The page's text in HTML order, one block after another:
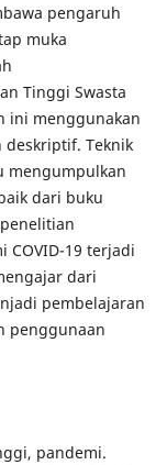
pengaruh
muka
Tinggi Swasta
ini menggunakan
Teknik
mengumpulkan
dari buku
COVID-19 terjadi
dari
pembelajaran
penggunaan
pandemi.